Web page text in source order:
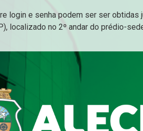
login e senha podem ser ser obtidas
localizado no 2º andar do prédio-